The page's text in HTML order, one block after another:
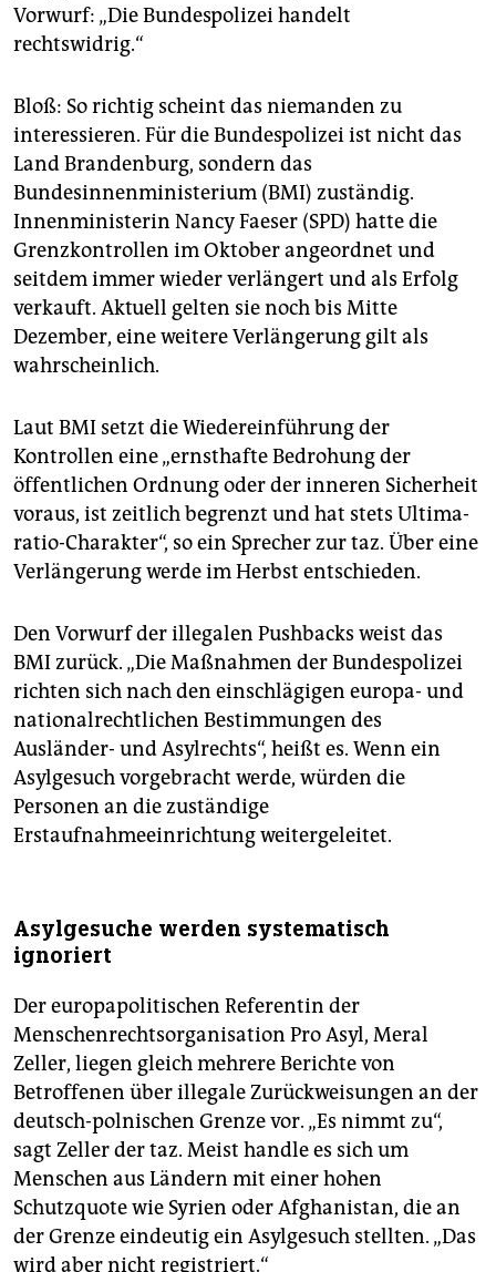
Vorwurf: „Die Bundespolizei handelt
rechtswidrig.“
Bloß: So richtig scheint das niemanden zu
interessieren. Für die Bundespolizei ist nicht das
Land Brandenburg, sondern das
Bundesinnenministerium (BMI) zuständig.
Innenministerin Nancy Faeser (SPD) hatte die
Grenzkontrollen im Oktober angeordnet und
seitdem immer wieder verlängert und als Erfolg
verkauft. Aktuell gelten sie noch bis Mitte
Dezember, eine weitere Verlängerung gilt als
wahrscheinlich.
Laut BMI setzt die Wiedereinführung der
Kontrollen eine „ernsthafte Bedrohung der
öffentlichen Ordnung oder der inneren Sicherheit
voraus, ist zeitlich begrenzt und hat stets Ultima-
ratio-Charakter“, so ein Sprecher zur taz. Über eine
Verlängerung werde im Herbst entschieden.
Den Vorwurf der illegalen Pushbacks weist das
BMI zurück. „Die Maßnahmen der Bundespolizei
richten sich nach den einschlägigen europa- und
nationalrechtlichen Bestimmungen des
Ausländer- und Asylrechts“, heißt es. Wenn ein
Asylgesuch vorgebracht werde, würden die
Personen an die zuständige
Erstaufnahmeeinrichtung weitergeleitet.
Asylgesuche werden systematisch
ignoriert
Der europapolitischen Referentin der
Menschenrechtsorganisation Pro Asyl, Meral
Zeller, liegen gleich mehrere Berichte von
Betroffenen über illegale Zurückweisungen an der
deutsch-polnischen Grenze vor. „Es nimmt zu“,
sagt Zeller der taz. Meist handle es sich um
Menschen aus Ländern mit einer hohen
Schutzquote wie Syrien oder Afghanistan, die an
der Grenze eindeutig ein Asylgesuch stellten. „Das
wird aber nicht registriert.“